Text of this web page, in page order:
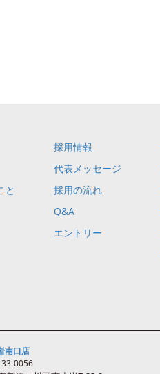
と
採用情報
代表メッセージ
採用の流れ
Q&A
エントリー
南口店
0056